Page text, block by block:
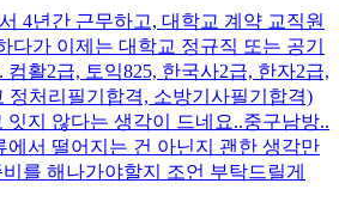
4년간 근무하고, 대학교 계약 교직원
다가 이제는 대학교 정규직 또는 공기
컴활2급, 토익825, 한국사2급, 한자2급,
정처리필기합격, 소방기사필기합격)
잇지 않다는 생각이 드네요..중구남방..
에서 떨어지는 건 아닌지 괜한 생각만
를 해나가야할지 조언 부탁드릴게